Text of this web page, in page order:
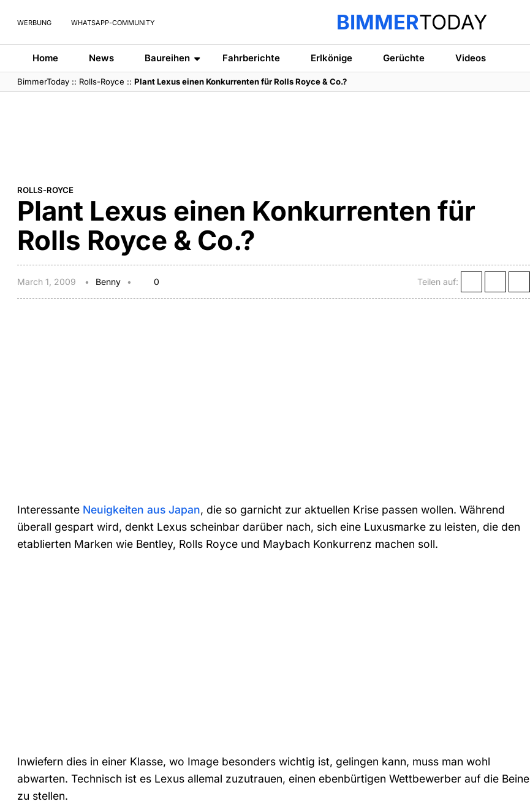
WERBUNG WHATSAPP-COMMUNITY BIMMERTODAY
Home News Baureihen Fahrberichte Erlkönige Gerüchte Videos
BimmerToday :: Rolls-Royce ::Plant Lexus einen Konkurrenten für Rolls Royce & Co.?
ROLLS-ROYCE
Plant Lexus einen Konkurrenten für
Rolls Royce & Co.?
March 1, 2009 Benny 0 Teilen auf:
Interessante Neuigkeiten aus Japan, die so garnicht zur aktuellen Krise passen wollen. Während
überall gespart wird, denkt Lexus scheinbar darüber nach, sich eine Luxusmarke zu leisten, die den
etablierten Marken wie Bentley, Rolls Royce und Maybach Konkurrenz machen soll.
Inwiefern dies in einer Klasse, wo Image besonders wichtig ist, gelingen kann, muss man wohl
abwarten. Technisch ist es Lexus allemal zuzutrauen, einen ebenbürtigen Wettbewerber auf die Beine
zu stellen.